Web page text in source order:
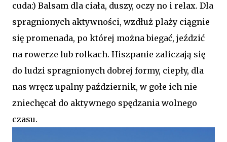
cuda:) Balsam dla ciała, duszy, oczy no i relax. Dla
spragnionych aktywności, wzdłuż plaży ciągnie
się promenada, po której można biegać, jeździć
na rowerze lub rolkach. Hiszpanie zaliczają się
do ludzi spragnionych dobrej formy, ciepły, dla
nas wręcz upalny październik, w gołe ich nie
zniechęcał do aktywnego spędzania wolnego
czasu.